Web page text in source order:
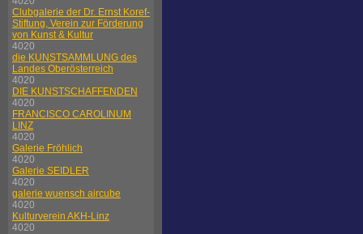
Clubgalerie der Dr. Ernst Koref-
Stiftung, Verein zur Förderung
von Kunst & Kultur
4020
die KUNSTSAMMLUNG des
Landes Oberösterreich
4020
DIE KUNSTSCHAFFENDEN
4020
FRANCISCO CAROLINUM
LINZ
4020
Galerie Fröhlich
4020
Galerie SEIDLER
4020
galerie wuensch aircube
4020
Kulturverein AKH-Linz
4020